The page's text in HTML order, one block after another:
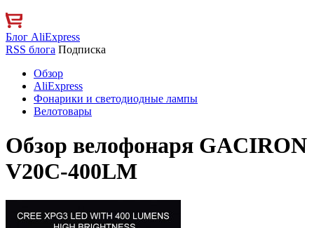
Блог AliExpress
RSS блога Подписка
Обзор
AliExpress
Фонарики и светодиодные лампы
Велотовары
Обзор велофонаря GACIRON
V20C-400LM